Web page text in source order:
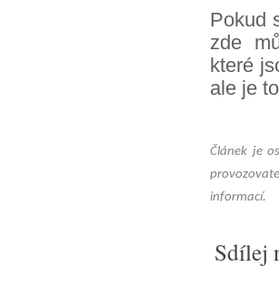
Pokud
zde
které
ale je
Článek je
informací.
Sdílej